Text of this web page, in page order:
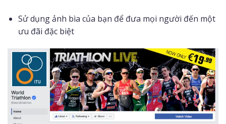
Sử dụng ảnh bìa của bạn để đưa mọi người đến một
ưu đãi đặc biệt